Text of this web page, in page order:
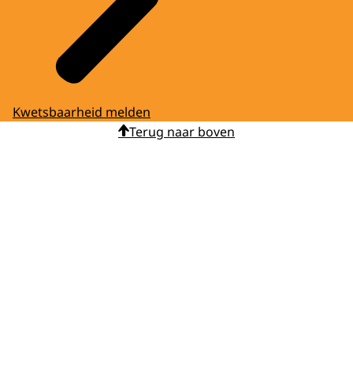
Kwetsbaarheid melden
Terug naar boven